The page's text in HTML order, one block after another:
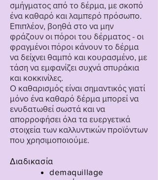
σμήγματος από το δέρμα, με σκοπό
ένα καθαρό και λαμπερό πρόσωπο.
Επιπλέον, βοηθά στο να μην
φράζουν οι πόροι του δέρματος - οι
φραγμένοι πόροι κάνουν το δέρμα
να δείχνει θαμπό και κουρασμένο, με
τάση να εμφανίζει συχνά σπυράκια
και κοκκινίλες.
Ο καθαρισμός είναι σημαντικός γιατί
μόνο ένα καθαρό δέρμα μπορεί να
ενυδατωθεί σωστά και να
απορροφήσει όλα τα ευεργετικά
στοιχεία των καλλυντικών προϊόντων
που χρησιμοποιούμε.
Διαδικασία
demaquillage